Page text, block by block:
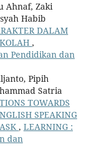
Ahnaf, Zaki
Habib
DALAM
,
Pendidikan dan
Pipih
Satria
TOWARDS
SPEAKING
, LEARNING :
dan